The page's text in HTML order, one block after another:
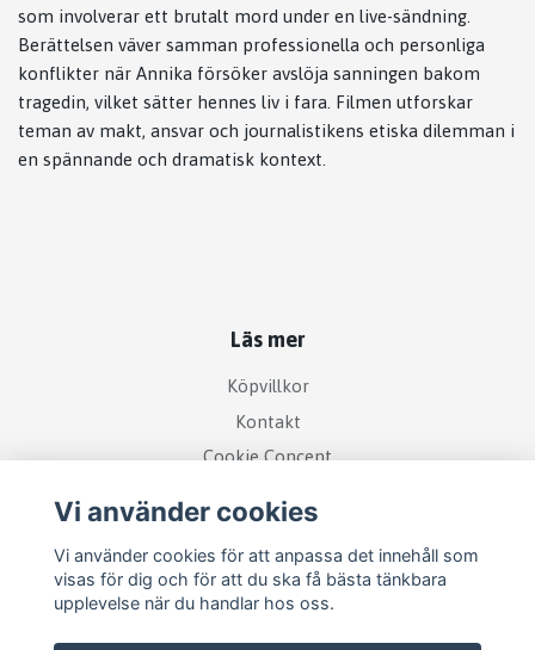
som involverar ett brutalt mord under en live-sändning.
Berättelsen väver samman professionella och personliga
konflikter när Annika försöker avslöja sanningen bakom
tragedin, vilket sätter hennes liv i fara. Filmen utforskar
teman av makt, ansvar och journalistikens etiska dilemman i
en spännande och dramatisk kontext.
Läs mer
Köpvillkor
Kontakt
Cookie Concent
Vi använder cookies
Vi använder cookies för att anpassa det innehåll som
visas för dig och för att du ska få bästa tänkbara
upplevelse när du handlar hos oss.